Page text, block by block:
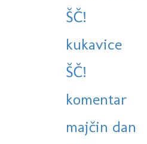
ŠČ!
kukavice
ŠČ!
komentar
majčin dan